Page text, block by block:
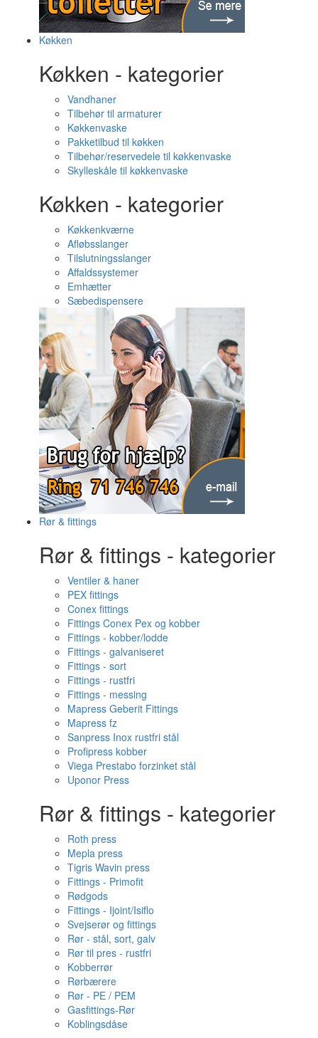
Køkken
Køkken - kategorier
Vandhaner
Tilbehør til armaturer
Køkkenvaske
Pakketilbud til køkken
Tilbehør/reservedele til køkkenvaske
Skylleskåle til køkkenvaske
Køkken - kategorier
Køkkenkværne
Afløbsslanger
Tilslutningsslanger
Affaldssystemer
Emhætter
Sæbedispensere
Rør & fittings
Rør & fittings - kategorier
Ventiler & haner
PEX fittings
Conex fittings
Fittings Conex Pex og kobber
Fittings - kobber/lodde
Fittings - galvaniseret
Fittings - sort
Fittings - rustfri
Fittings - messing
Mapress Geberit Fittings
Mapress fz
Sanpress Inox rustfri stål
Profipress kobber
Viega Prestabo forzinket stål
Uponor Press
Rør & fittings - kategorier
Roth press
Mepla press
Tigris Wavin press
Fittings - Primofit
Rødgods
Fittings - Ijoint/Isiflo
Svejserør og fittings
Rør - stål, sort, galv
Rør til pres - rustfri
Kobberrør
Rørbærere
Rør - PE / PEM
Gasfittings-Rør
Koblingsdåse